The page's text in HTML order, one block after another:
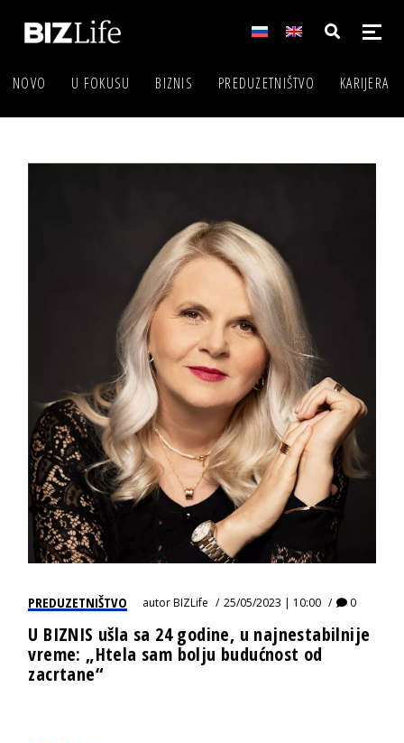
NOVO U FOKUSU BIZNIS PREDUZETNIŠTVO KARIJERA
PREDUZETNIŠTVO autorBIZLife 25/05/2023 | 10:00 0
U BIZNIS ušla sa 24 godine, u najnestabilnije
vreme: „Htela sam bolju budućnost od
zacrtane“